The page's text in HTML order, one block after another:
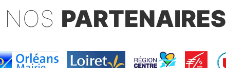
NOS PARTENAIRES